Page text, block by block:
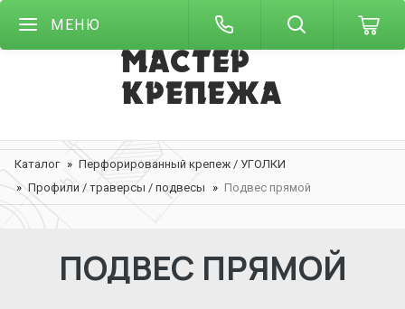
МЕНЮ
Каталог
Перфорированный крепеж / УГОЛКИ
Профили / траверсы / подвесы
Подвес прямой
ПОДВЕС ПРЯМОЙ